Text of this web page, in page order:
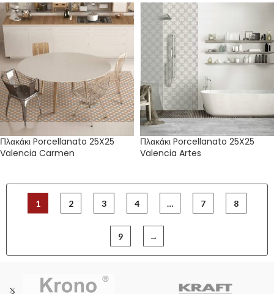
Πλακάκι Porcellanato 25X25
Valencia Carmen
Πλακάκι Porcellanato 25X25
Valencia Artes
1 2 3 4 … 7 8
9 →